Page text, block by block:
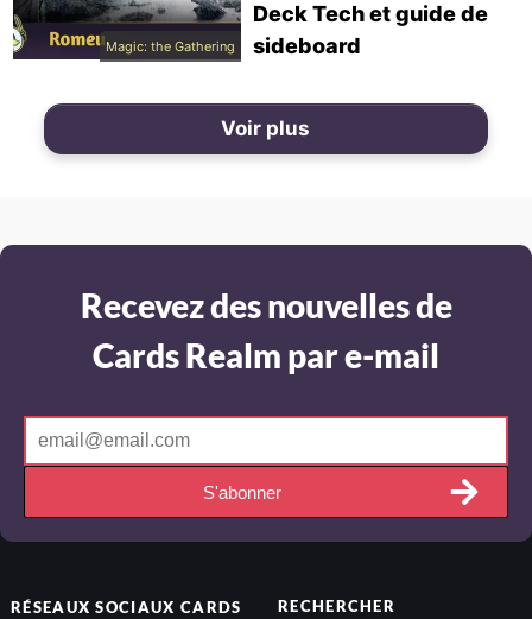
Magic: the Gathering
Deck Tech et guide de
sideboard
Voir plus
Recevez des nouvelles de
Cards Realm par e-mail
S'abonner
RÉSEAUX SOCIAUX CARDS
RECHERCHER